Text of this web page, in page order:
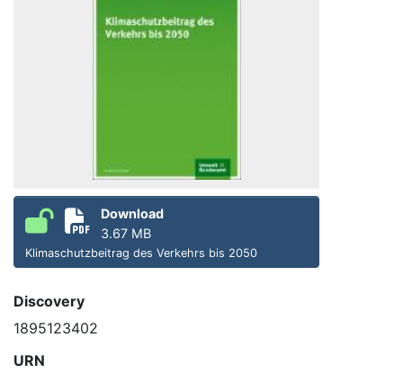
Download
3.67 MB
Klimaschutzbeitrag des Verkehrs bis 2050
Discovery
1895123402
URN